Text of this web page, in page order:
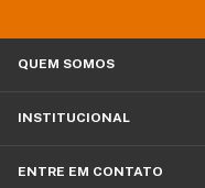
QUEM SOMOS
INSTITUCIONAL
ENTRE EM CONTATO